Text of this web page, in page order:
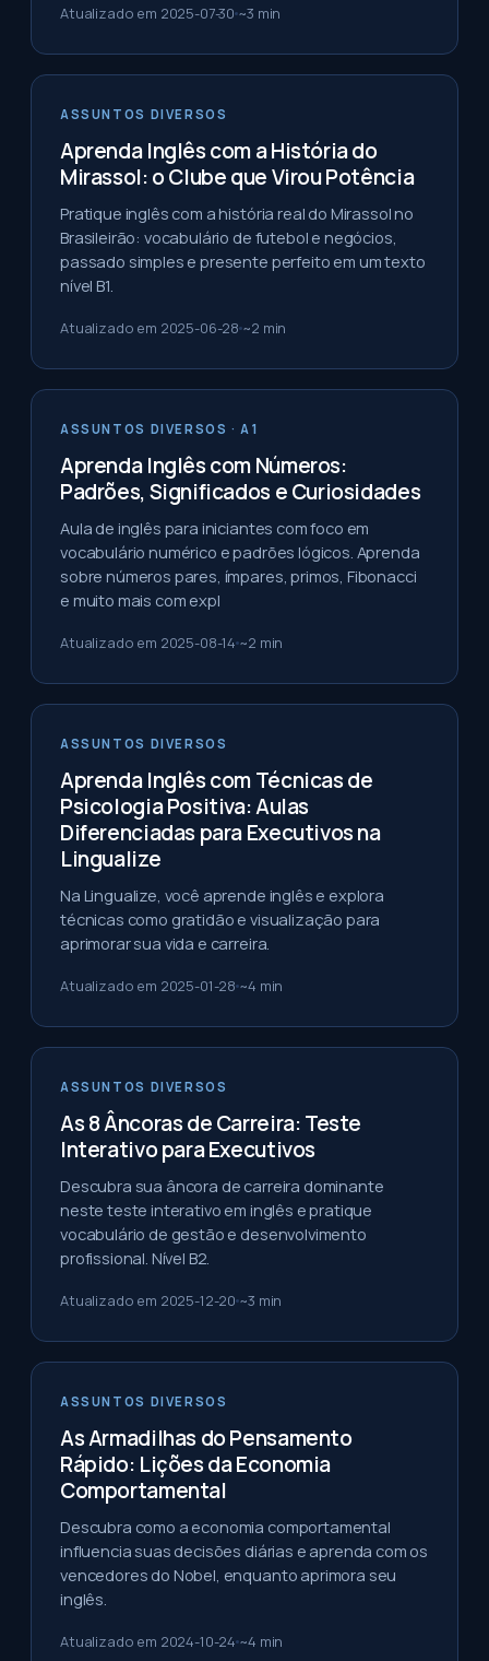
Atualizado em 2025-07-30 ~3 min
ASSUNTOS DIVERSOS
Aprenda Inglês com a História do
Mirassol: o Clube que Virou Potência
Pratique inglês com a história real do Mirassol no
Brasileirão: vocabulário de futebol e negócios,
passado simples e presente perfeito em um texto
nível B1.
Atualizado em 2025-06-28 ~2 min
ASSUNTOS DIVERSOS · A1
Aprenda Inglês com Números:
Padrões, Significados e Curiosidades
Aula de inglês para iniciantes com foco em
vocabulário numérico e padrões lógicos. Aprenda
sobre números pares, ímpares, primos, Fibonacci
e muito mais com expl
Atualizado em 2025-08-14 ~2 min
ASSUNTOS DIVERSOS
Aprenda Inglês com Técnicas de
Psicologia Positiva: Aulas
Diferenciadas para Executivos na
Lingualize
Na Lingualize, você aprende inglês e explora
técnicas como gratidão e visualização para
aprimorar sua vida e carreira.
Atualizado em 2025-01-28 ~4 min
ASSUNTOS DIVERSOS
As 8 Âncoras de Carreira: Teste
Interativo para Executivos
Descubra sua âncora de carreira dominante
neste teste interativo em inglês e pratique
vocabulário de gestão e desenvolvimento
profissional. Nível B2.
Atualizado em 2025-12-20 ~3 min
ASSUNTOS DIVERSOS
As Armadilhas do Pensamento
Rápido: Lições da Economia
Comportamental
Descubra como a economia comportamental
influencia suas decisões diárias e aprenda com os
vencedores do Nobel, enquanto aprimora seu
inglês.
Atualizado em 2024-10-24 ~4 min